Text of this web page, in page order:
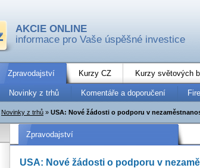
AKCIE ONLINE
informace pro Vaše úspěšné investice
Zpravodajství Kurzy CZ Kurzy světových
Novinky z trhů Komentáře a doporučení
Novinky z trhů » USA: Nové žádosti o podporu v
Zpravodajství
USA: Nové žádosti o podporu v